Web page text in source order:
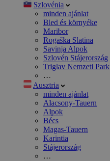
Szlovénia
minden ajánlat
Bled és környéke
Maribor
Rogaška Slatina
Savinja Alpok
Szlovén Stájerország
Triglav Nemzeti Park
…
Ausztria
minden ajánlat
Alacsony-Tauern
Alpok
Bécs
Magas-Tauern
Karintia
Stájerország
…